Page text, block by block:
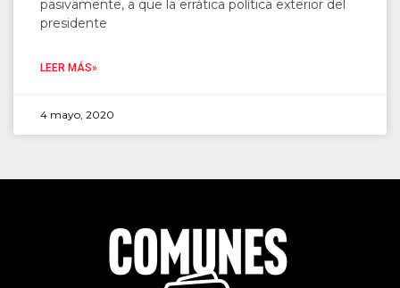
pasivamente, a que la errática política exterior del
presidente
LEER MÁS»
4 mayo, 2020